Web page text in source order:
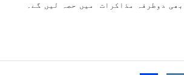
دوطرفہ مذاکرات میں حصہ لیں گے۔